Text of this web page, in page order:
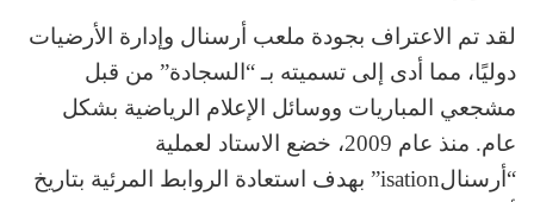
لقد تم الاعتراف بجودة ملعب أرسنال وإدارة الأرضيات
دوليًا، مما أدى إلى تسميته بـ “السجادة” من قبل
مشجعي المباريات ووسائل الإعلام الرياضية بشكل
عام. منذ عام 2009، خضع الاستاد لعملية
“أرسنالisation” بهدف استعادة الروابط المرئية بتاريخ